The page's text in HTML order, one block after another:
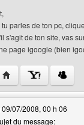
tu parles de ton pc,
s'agit de ton site, vas
page igoogle (bien
Visiter le site web
09/07/2008, 00 h 06
du message: